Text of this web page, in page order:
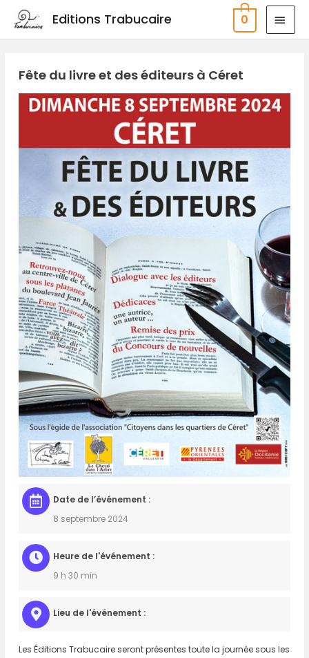
contenu
Editions Trabucaire 0
Fête du livre et des éditeurs à Céret
Date de l’événement :
8 septembre 2024
Heure de l'événement :
9 h 30 min
Lieu de l'événement :
Les Éditions Trabucaire seront présentes toute la journée sous les